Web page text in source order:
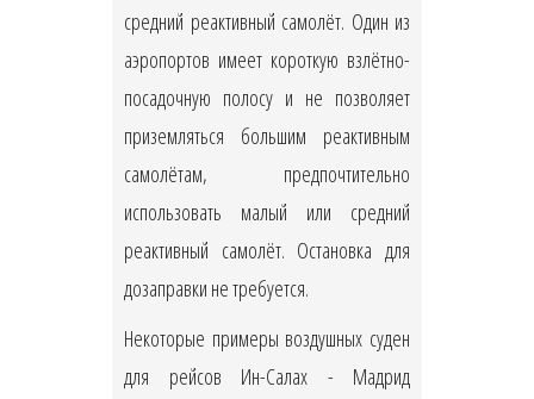
средний реактивный самолёт. Один из
аэропортов имеет короткую взлётно-
посадочную полосу и не позволяет
приземляться большим реактивным
самолётам, предпочтительно
использовать малый или средний
реактивный самолёт. Остановка для
дозаправки не требуется.
Некоторые примеры воздушных суден
для рейсов Ин-Салах - Мадрид